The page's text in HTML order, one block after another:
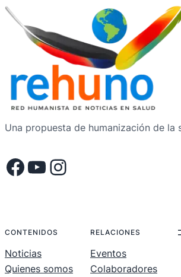
Una propuesta de humanización de la
Facebook YouTube Instagram
CONTENIDOS
Noticias
Quienes somos
RELACIONES
Eventos
Colaboradores